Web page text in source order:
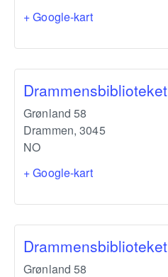
+ Google-kart
Drammensbiblioteket
Grønland 58
Drammen, 3045
NO
+ Google-kart
Drammensbiblioteket
Grønland 58